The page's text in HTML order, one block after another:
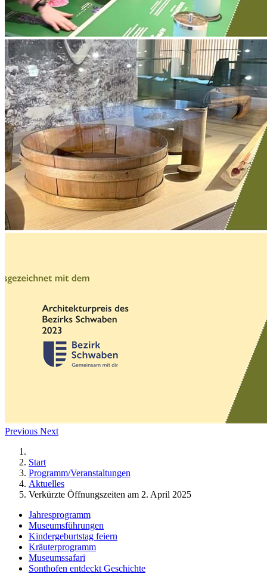
Previous Next
Start
Programm/Veranstaltungen
Aktuelles
Verkürzte Öffnungszeiten am 2. April 2025
Jahresprogramm
Museumsführungen
Kindergeburtstag feiern
Kräuterprogramm
Museumssafari
Sonthofen entdeckt Geschichte